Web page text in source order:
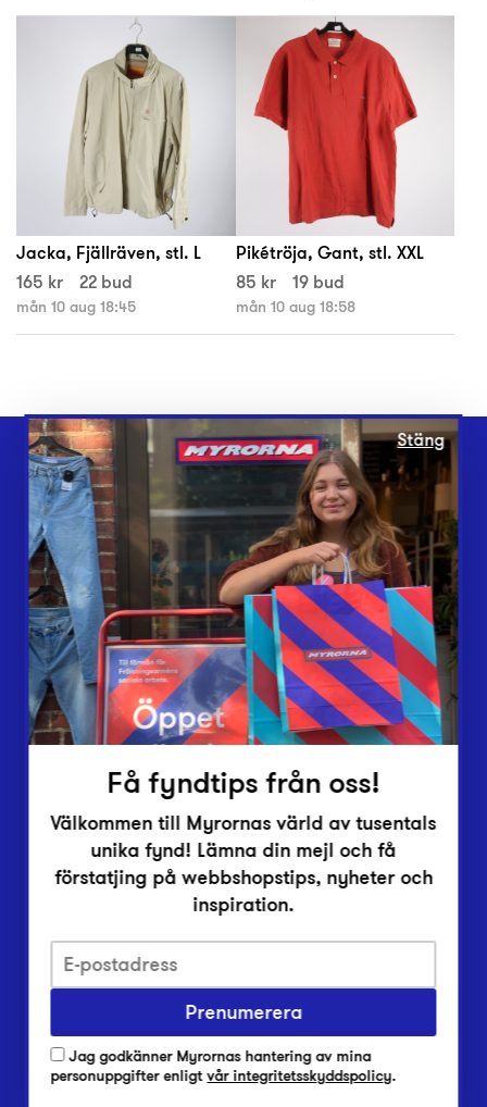
Jacka, Fjällräven, stl. L
165 kr
22 bud
mån 10 aug 18:45
Pikétröja, Gant, stl. XXL
85 kr
19 bud
mån 10 aug 18:58
Webbshop
Butiker
Lämna in
Vårt överskott
Inlämningsplatser
Om Myrorna
Lediga jobb
Pressrum
Integritetsskyddspolicy
Har du frågor om onlineköp, leverans eller retur?
Har du frågor om vår verksamhet?
Vanliga frågor om Myrorna
Stäng
Få fyndtips från oss!
Välkommen till Myrornas värld av tusentals
unika fynd! Lämna din mejl och få
förstatjing på webbshopstips, nyheter och
inspiration.
Prenumerera
Jag godkänner Myrornas hantering av mina
personuppgifter enligtvår integritetsskyddspolicy.